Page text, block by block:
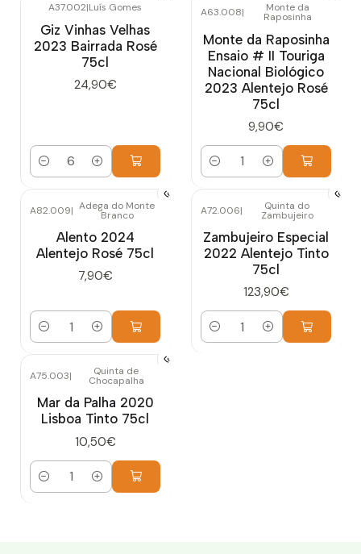
A37.002|Luís Gomes
Giz Vinhas Velhas
2023 Bairrada Rosé
75cl
24,90€
Quantidade
A63.008| Monte da
Raposinha
Monte da Raposinha
Ensaio # II Touriga
Nacional Biológico
2023 Alentejo Rosé
75cl
9,90€
Quantidade
A82.009| Adega do Monte
Branco
Alento 2024
Alentejo Rosé 75cl
7,90€
Quantidade
A72.006| Quinta do
Zambujeiro
Zambujeiro Especial
2022 Alentejo Tinto
75cl
123,90€
Quantidade
A75.003| Quinta de
Chocapalha
Mar da Palha 2020
Lisboa Tinto 75cl
10,50€
Quantidade